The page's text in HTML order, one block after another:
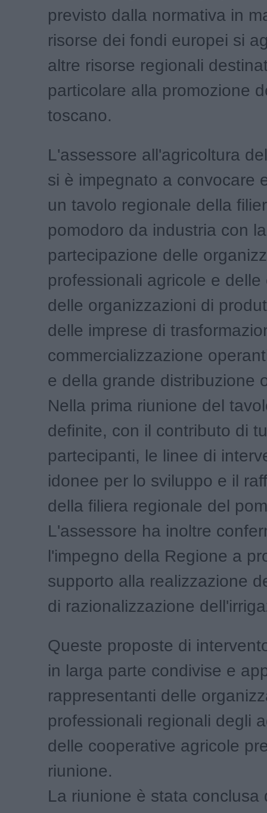
previsto dalla normativa in
risorse dei fondi europei si
altre risorse regionali
particolare alla promozione
toscano.
L'assessore all'agricoltura
si è impegnato a convocare
un tavolo regionale della
pomodoro da industria con la
partecipazione delle
professionali agricole e
delle organizzazioni di
delle imprese di
commercializzazione
e della grande distribuzione
Nella prima riunione del
definite, con il contributo di
partecipanti, le linee di
idonee per lo sviluppo e il
della filiera regionale del
L'assessore ha inoltre
l'impegno della Regione a
supporto alla realizzazione
di razionalizzazione
Queste proposte di
in larga parte condivise e
rappresentanti delle
professionali regionali degli
delle cooperative agricole
riunione.
La riunione è stata conclusa